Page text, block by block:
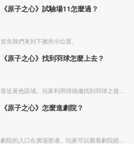
《原子之心》試驗場11怎麼過？
首先我們來到下圖所示位置。
《原子之心》找到羽球怎麼上去？
《原子之心》怎麼進劇院？